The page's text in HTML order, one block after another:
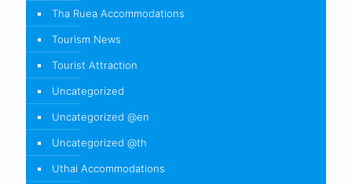
ผลิตภัณฑ์ชุมชน อ.พระนครศรีอยุธยา
ผลิตภัณฑ์ชุมชน อ.ภาชี
ผลิตภัณฑ์ชุมชน อ.ท่าเรือ
ร้านกาแฟ
ร้านกาแฟ อ.วังน้อย
ร้านกาแฟ อ.เสนา
ร้านกาแฟ อ.ท่าเรือ